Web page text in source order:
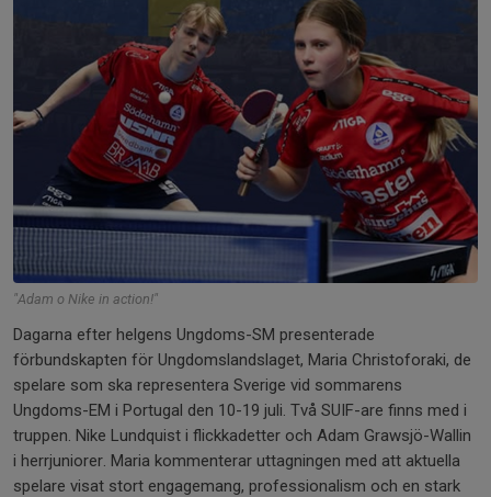
"Adam o Nike in action!"
Dagarna efter helgens Ungdoms-SM presenterade
förbundskapten för Ungdomslandslaget, Maria Christoforaki, de
spelare som ska representera Sverige vid sommarens
Ungdoms-EM i Portugal den 10-19 juli. Två SUIF-are finns med i
truppen. Nike Lundquist i flickkadetter och Adam Grawsjö-Wallin
i herrjuniorer. Maria kommenterar uttagningen med att aktuella
spelare visat stort engagemang, professionalism och en stark